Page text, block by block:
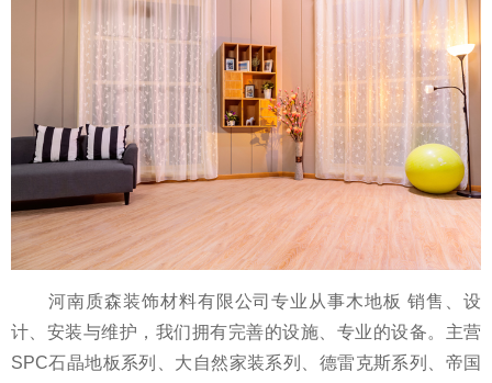
河南质森装饰材料有限公司专业从事木地板 销售、设
计、安装与维护，我们拥有完善的设施、专业的设备。主营
SPC石晶地板系列、大自然家装系列、德雷克斯系列、帝国